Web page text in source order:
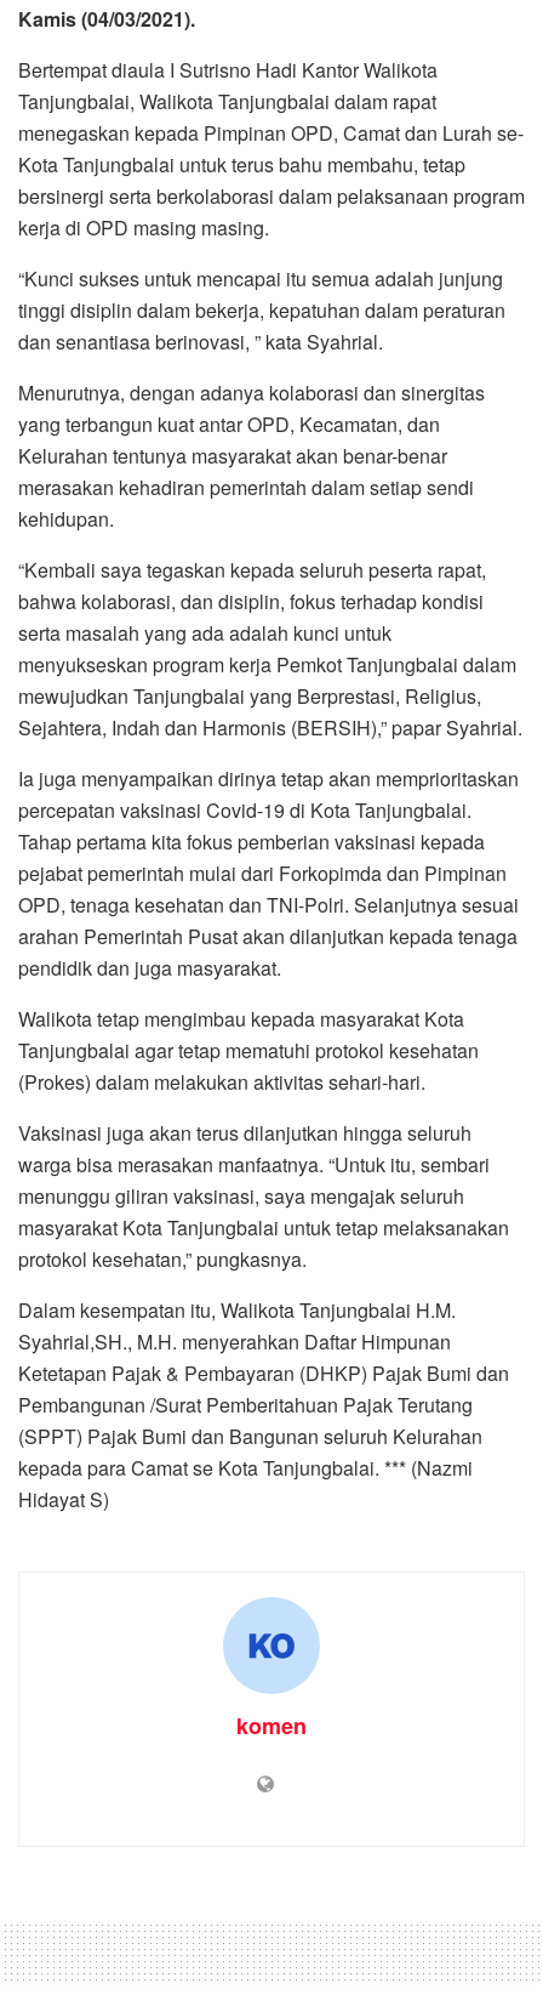
“Kunci sukses untuk mencapai itu semua adalah junjung
tinggi disiplin dalam bekerja, kepatuhan dalam peraturan
dan senantiasa berinovasi, ” kata Syahrial.
Menurutnya, dengan adanya kolaborasi dan sinergitas
yang terbangun kuat antar OPD, Kecamatan, dan
Kelurahan tentunya masyarakat akan benar-benar
merasakan kehadiran pemerintah dalam setiap sendi
kehidupan.
“Kembali saya tegaskan kepada seluruh peserta rapat,
bahwa kolaborasi, dan disiplin, fokus terhadap kondisi
serta masalah yang ada adalah kunci untuk
menyukseskan program kerja Pemkot Tanjungbalai dalam
mewujudkan Tanjungbalai yang Berprestasi, Religius,
Sejahtera, Indah dan Harmonis (BERSIH),” papar Syahrial.
Ia juga menyampaikan dirinya tetap akan memprioritaskan
percepatan vaksinasi Covid-19 di Kota Tanjungbalai.
Tahap pertama kita fokus pemberian vaksinasi kepada
pejabat pemerintah mulai dari Forkopimda dan Pimpinan
OPD, tenaga kesehatan dan TNI-Polri. Selanjutnya sesuai
arahan Pemerintah Pusat akan dilanjutkan kepada tenaga
pendidik dan juga masyarakat.
Walikota tetap mengimbau kepada masyarakat Kota
Tanjungbalai agar tetap mematuhi protokol kesehatan
(Prokes) dalam melakukan aktivitas sehari-hari.
Vaksinasi juga akan terus dilanjutkan hingga seluruh
warga bisa merasakan manfaatnya. “Untuk itu, sembari
menunggu giliran vaksinasi, saya mengajak seluruh
masyarakat Kota Tanjungbalai untuk tetap melaksanakan
protokol kesehatan,” pungkasnya.
Dalam kesempatan itu, Walikota Tanjungbalai H.M.
Syahrial,SH., M.H. menyerahkan Daftar Himpunan
Ketetapan Pajak & Pembayaran (DHKP) Pajak Bumi dan
Pembangunan /Surat Pemberitahuan Pajak Terutang
(SPPT) Pajak Bumi dan Bangunan seluruh Kelurahan
kepada para Camat se Kota Tanjungbalai. *** (Nazmi
Hidayat S)
komen
Selatan
by komen 4 March 2021